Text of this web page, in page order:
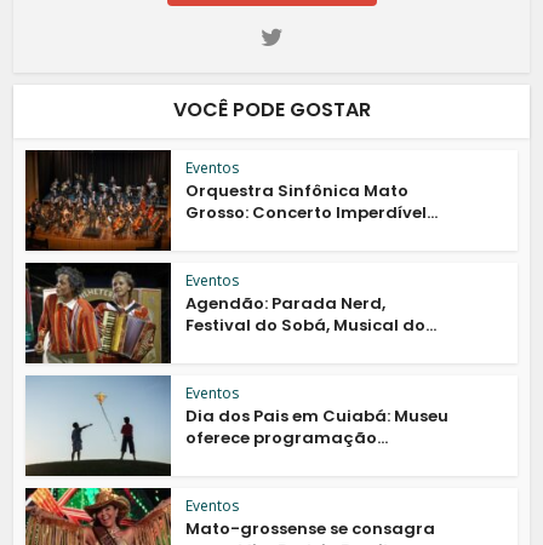
VOCÊ PODE GOSTAR
Eventos
Orquestra Sinfônica Mato
Grosso: Concerto Imperdível...
Eventos
Agendão: Parada Nerd,
Festival do Sobá, Musical do...
Eventos
Dia dos Pais em Cuiabá: Museu
oferece programação...
Eventos
Mato-grossense se consagra